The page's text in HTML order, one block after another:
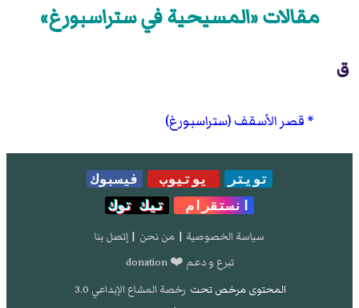
مقالات «المسيحية في ستراسبورغ»
ق
قصر الأسقف (ستراسبورغ)
تويتر يوتيوب
فيسبوك
انستقرام
تيك توك
سياسة الخصوصية | من نحن | إتصل بنا
تبرع و دعم ❤️ donation
المحتوى مرخص تحت رخصة المشاع الإبداعي 3.0